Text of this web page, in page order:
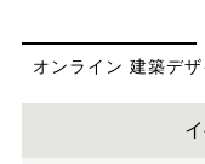
オンライン 建築デ